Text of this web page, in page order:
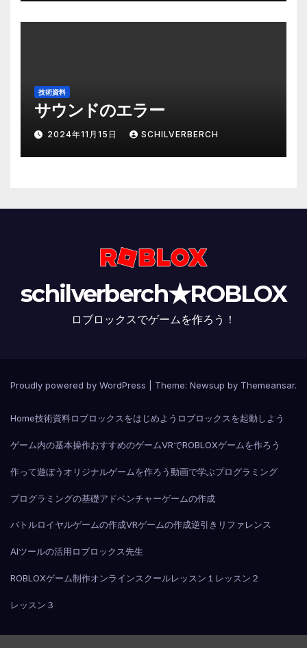
技術資料
サウンドのエラー
2024年11月15日 SCHILVERBERCH
schilverberch★ROBLOX
ロブロックスでゲームを作ろう！
Proudly powered by WordPress Theme: Newsup by Themeansar.
Home技術資料ロブロックスをはじめよう ロブロックスを起動しよう
ゲーム内の基本操作おすすめのゲームVRでROBLOXゲームを作ろう
作って遊ぼう オリジナルゲームを作ろう動画で学ぶプログラミング
プログラミングの基礎アドベンチャーゲームの作成
バトルロイヤルゲームの作成VRゲームの作成逆引きリファレンス
AIツールの活用ロブロックス先生
ROBLOXゲーム制作オンラインスクールレッスン１ レッスン２
レッスン３